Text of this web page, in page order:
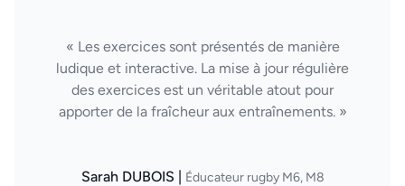
« Les exercices sont présentés de manière
ludique et interactive. La mise à jour régulière
des exercices est un véritable atout pour
apporter de la fraîcheur aux entraînements. »
Sarah DUBOIS | Éducateur rugby M6, M8